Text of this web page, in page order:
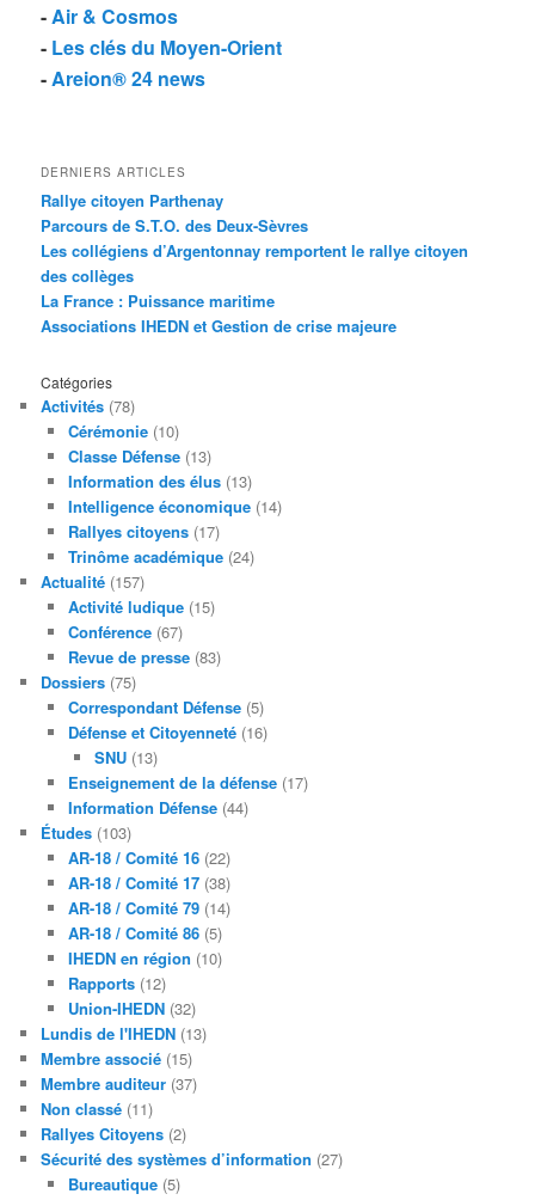
- Air & Cosmos
- Les clés du Moyen-Orient
- Areion® 24 news
DERNIERS ARTICLES
Rallye citoyen Parthenay
Parcours de S.T.O. des Deux-Sèvres
Les collégiens d’Argentonnay remportent le rallye citoyen
des collèges
La France : Puissance maritime
Associations IHEDN et Gestion de crise majeure
Catégories
Activités (78)
Cérémonie(10)
Classe Défense(13)
Information des élus(13)
Intelligence économique(14)
Rallyes citoyens(17)
Trinôme académique(24)
Actualité (157)
Activité ludique(15)
Conférence(67)
Revue de presse(83)
Dossiers (75)
Correspondant Défense(5)
Défense et Citoyenneté(16)
SNU (13)
Enseignement de la défense(17)
Information Défense(44)
Études (103)
AR-18 / Comité 16(22)
AR-18 / Comité 17(38)
AR-18 / Comité 79(14)
AR-18 / Comité 86(5)
IHEDN en région (10)
Rapports(12)
Union-IHEDN(32)
Lundis de l'IHEDN (13)
Membre associé (15)
Membre auditeur (37)
Non classé (11)
Rallyes Citoyens (2)
Sécurité des systèmes d’information (27)
Bureautique(5)